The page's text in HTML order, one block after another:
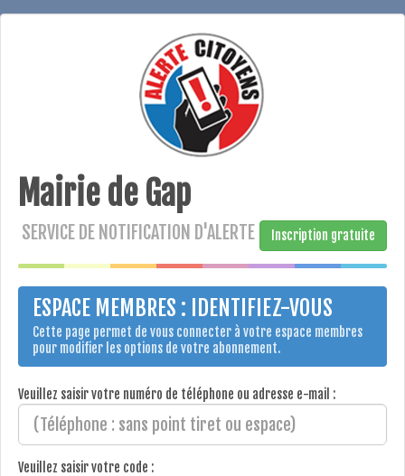
Mairie de Gap
SERVICE DE NOTIFICATION D'ALERTE Inscription gratuite
ESPACE MEMBRES : IDENTIFIEZ-VOUS
Cette page permet de vous connecter à votre espace membres
pour modifier les options de votre abonnement.
Veuillez saisir votre numéro de téléphone ou adresse e-mail :
Veuillez saisir votre code :